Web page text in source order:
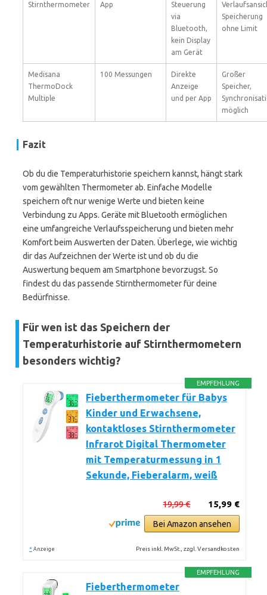
Stirnthermometer
App
Steuerung
via
Bluetooth,
kein Display
am Gerät
Speicherung
ohne Limit
Medisana
ThermoDock
Multiple
100 Messungen
Direkte
Anzeige
und per App
Großer
Speicher,
möglich
Fazit
Ob du die Temperaturhistorie speichern kannst, hängt stark
vom gewählten Thermometer ab. Einfache Modelle
speichern oft nur wenige Werte und bieten keine
Verbindung zu Apps. Geräte mit Bluetooth ermöglichen
eine umfangreiche Verlaufsspeicherung und bieten mehr
Komfort beim Auswerten der Daten. Überlege, wie wichtig
dir das Aufzeichnen der Werte ist und ob du die
Auswertung bequem am Smartphone bevorzugst. So
findest du das passende Stirnthermometer für deine
Bedürfnisse.
Für wen ist das Speichern der
Temperaturhistorie auf Stirnthermometern
besonders wichtig?
EMPFEHLUNG
Fieberthermometer für Babys
Kinder und Erwachsene,
kontaktloses Stirnthermometer
Infrarot Digital Thermometer
mit Temperaturmessung in 1
Sekunde, Fieberalarm, weiß
15,99 €
19,99 €
Bei Amazon ansehen
* Anzeige Preis inkl. MwSt., zzgl. Versandkosten
EMPFEHLUNG
Fieberthermometer